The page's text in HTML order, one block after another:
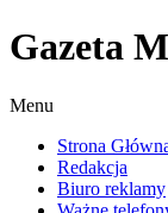
Gazeta
Menu
Strona
Redakcja
Biuro reklamy